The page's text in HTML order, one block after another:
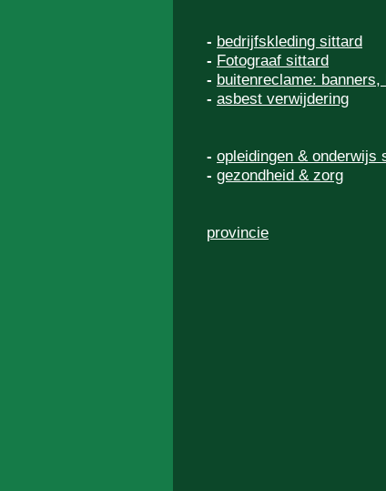
- bedrijfskleding sittard
- Fotograaf sittard
- buitenreclame:
- asbest verwijdering
- opleidingen & onderwijs
- gezondheid & zorg
provincie